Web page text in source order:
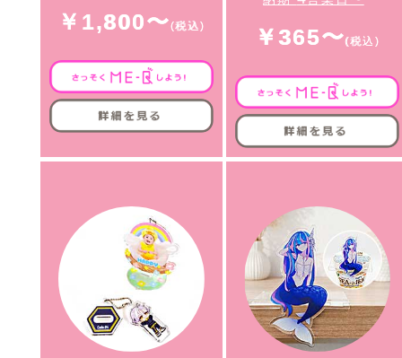
￥1,800〜
￥365〜